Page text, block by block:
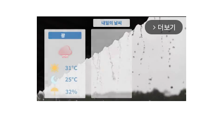
arrow_forward_ios 더보기